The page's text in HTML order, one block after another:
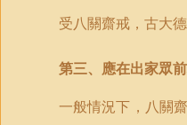
受八關齋戒，古大
第三、應在出家眾
一般情況下，八關